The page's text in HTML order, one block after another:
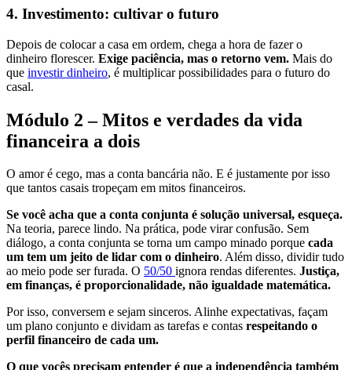
4. Investimento: cultivar o futuro
Depois de colocar a casa em ordem, chega a hora de fazer o
dinheiro florescer. Exige paciência, mas o retorno vem. Mais do
que investir dinheiro, é multiplicar possibilidades para o futuro do
casal.
Módulo 2 – Mitos e verdades da vida
financeira a dois
O amor é cego, mas a conta bancária não. E é justamente por isso
que tantos casais tropeçam em mitos financeiros.
Se você acha que a conta conjunta é solução universal, esqueça.
Na teoria, parece lindo. Na prática, pode virar confusão. Sem
diálogo, a conta conjunta se torna um campo minado porque cada
um tem um jeito de lidar com o dinheiro. Além disso, dividir tudo
ao meio pode ser furada. O 50/50 ignora rendas diferentes. Justiça,
em finanças, é proporcionalidade, não igualdade matemática.
Por isso, conversem e sejam sinceros. Alinhe expectativas, façam
um plano conjunto e dividam as tarefas e contas respeitando o
perfil financeiro de cada um.
O que vocês precisam entender é que a independência também